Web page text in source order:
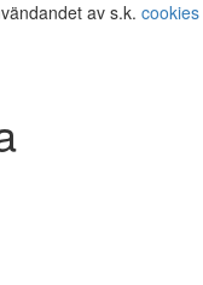
av s.k. cookies